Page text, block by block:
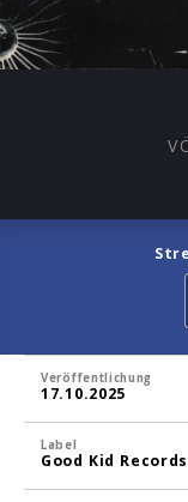
Veröffentlichung
17.10.2025
Label
Good Kid